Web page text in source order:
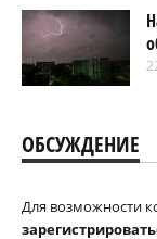
ОБСУЖДЕНИЕ
Для возможности